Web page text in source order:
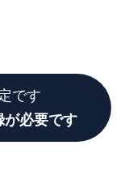
です
が必要です